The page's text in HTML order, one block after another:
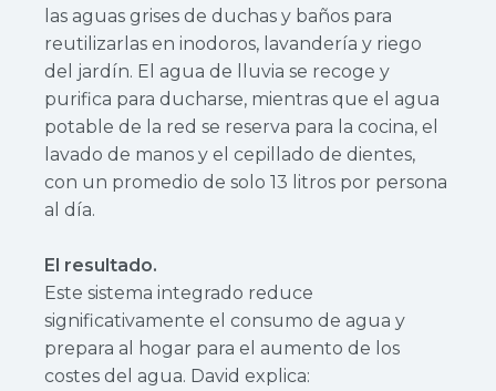
las aguas grises de duchas y baños para
reutilizarlas en inodoros, lavandería y riego
del jardín. El agua de lluvia se recoge y
purifica para ducharse, mientras que el agua
potable de la red se reserva para la cocina, el
lavado de manos y el cepillado de dientes,
con un promedio de solo 13 litros por persona
al día.
El resultado.
Este sistema integrado reduce
significativamente el consumo de agua y
prepara al hogar para el aumento de los
costes del agua. David explica: